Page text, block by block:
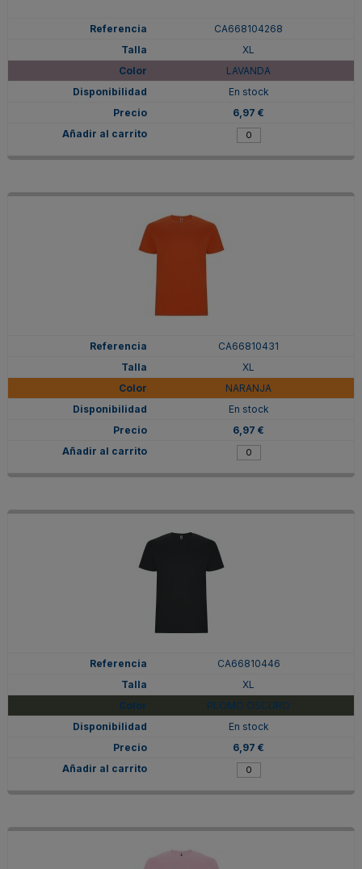
CA668104268
XL
LAVANDA
En stock
6,97 €
CA66810431
XL
NARANJA
En stock
6,97 €
CA66810446
XL
PLOMO OSCURO
En stock
6,97 €